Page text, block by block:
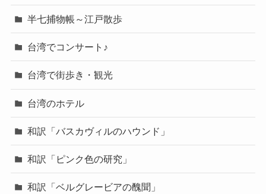
半七捕物帳～江戸散歩
台湾でコンサート♪
台湾で街歩き・観光
台湾のホテル
和訳「バスカヴィルのハウンド」
和訳「ピンク色の研究」
和訳「ベルグレービアの醜聞」